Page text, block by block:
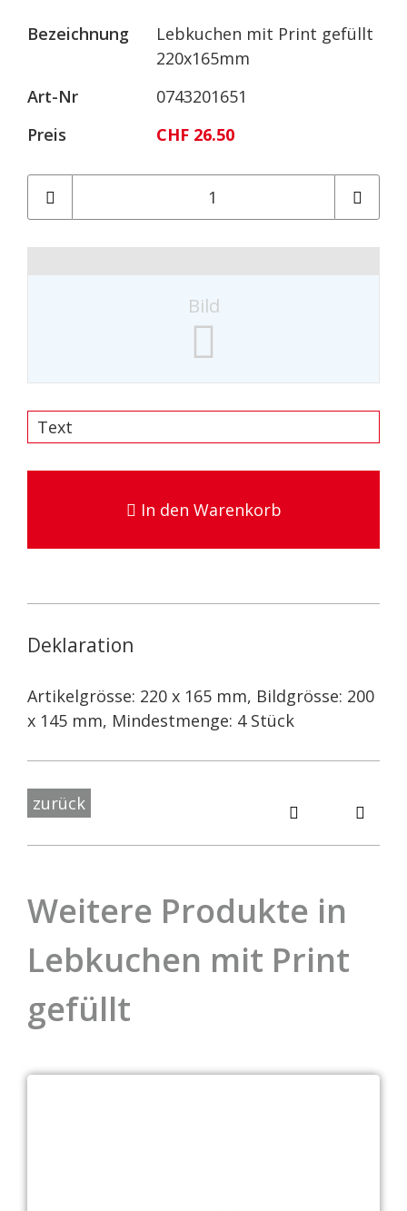
Bezeichnung
Lebkuchen mit Print gefüllt
220x165mm
Art-Nr
0743201651
Preis
CHF 26.50
Bild
In den Warenkorb
Deklaration
Artikelgrösse: 220 x 165 mm, Bildgrösse: 200
x 145 mm, Mindestmenge: 4 Stück
zurück
Weitere Produkte in
Lebkuchen mit Print
gefüllt